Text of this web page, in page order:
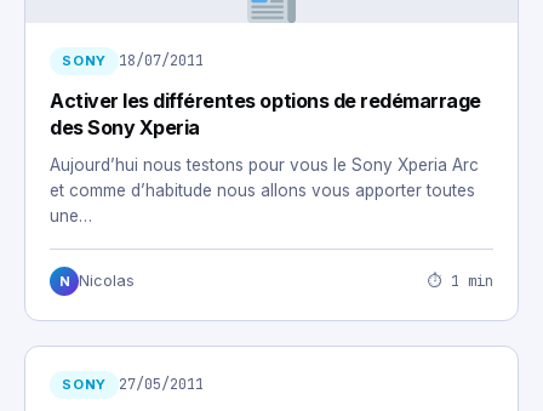
SONY 18/07/2011
Activer les différentes options de redémarrage
des Sony Xperia
Aujourd’hui nous testons pour vous le Sony Xperia Arc
et comme d’habitude nous allons vous apporter toutes
une…
N Nicolas ⏱ 1 min
SONY 27/05/2011